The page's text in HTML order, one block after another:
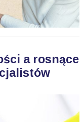
a rosnące